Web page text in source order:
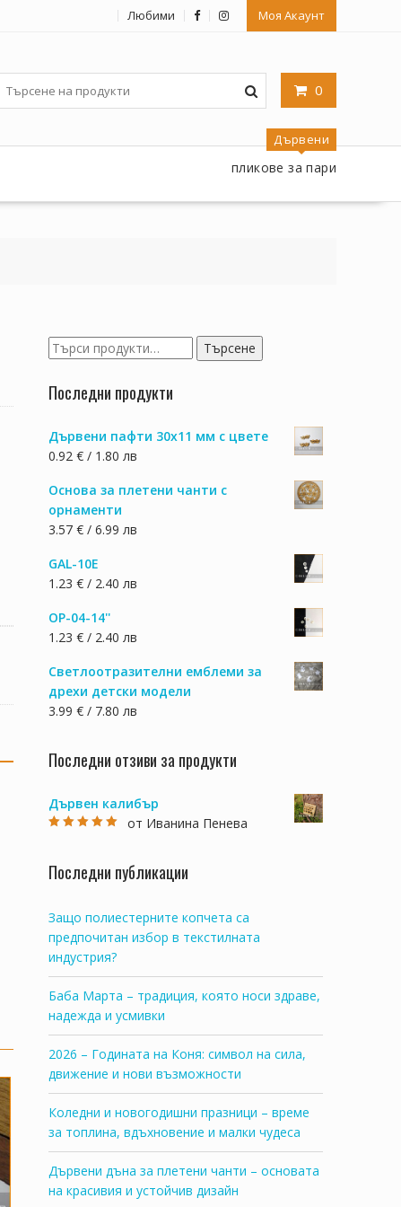
Любими Моя Акаунт
0
Дървени
пликове за пари
Търсене
за:
Търсене
Последни продукти
Дървени пафти 30х11 мм с цвете
0.92 € / 1.80 лв
Основа за плетени чанти с
орнаменти
3.57 € / 6.99 лв
GAL-10E
1.23 € / 2.40 лв
OP-04-14''
1.23 € / 2.40 лв
Светлоотразителни емблеми за
дрехи детски модели
3.99 € / 7.80 лв
Последни отзиви за продукти
Дървен калибър
от Иванина Пенева
Последни публикации
Защо полиестерните копчета са
предпочитан избор в текстилната
индустрия?
Баба Марта – традиция, която носи здраве,
надежда и усмивки
2026 – Годината на Коня: символ на сила,
движение и нови възможности
Коледни и новогодишни празници – време
за топлина, вдъхновение и малки чудеса
Дървени дъна за плетени чанти – основата
на красивия и устойчив дизайн